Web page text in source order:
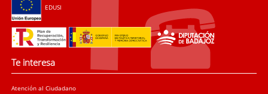
EDUSI
Te interesa
Atención al Ciudadano